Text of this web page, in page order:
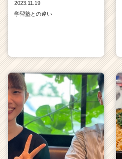
2023.11.19
学習塾との違い